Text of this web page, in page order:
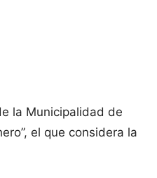
la Municipalidad de
el que considera la